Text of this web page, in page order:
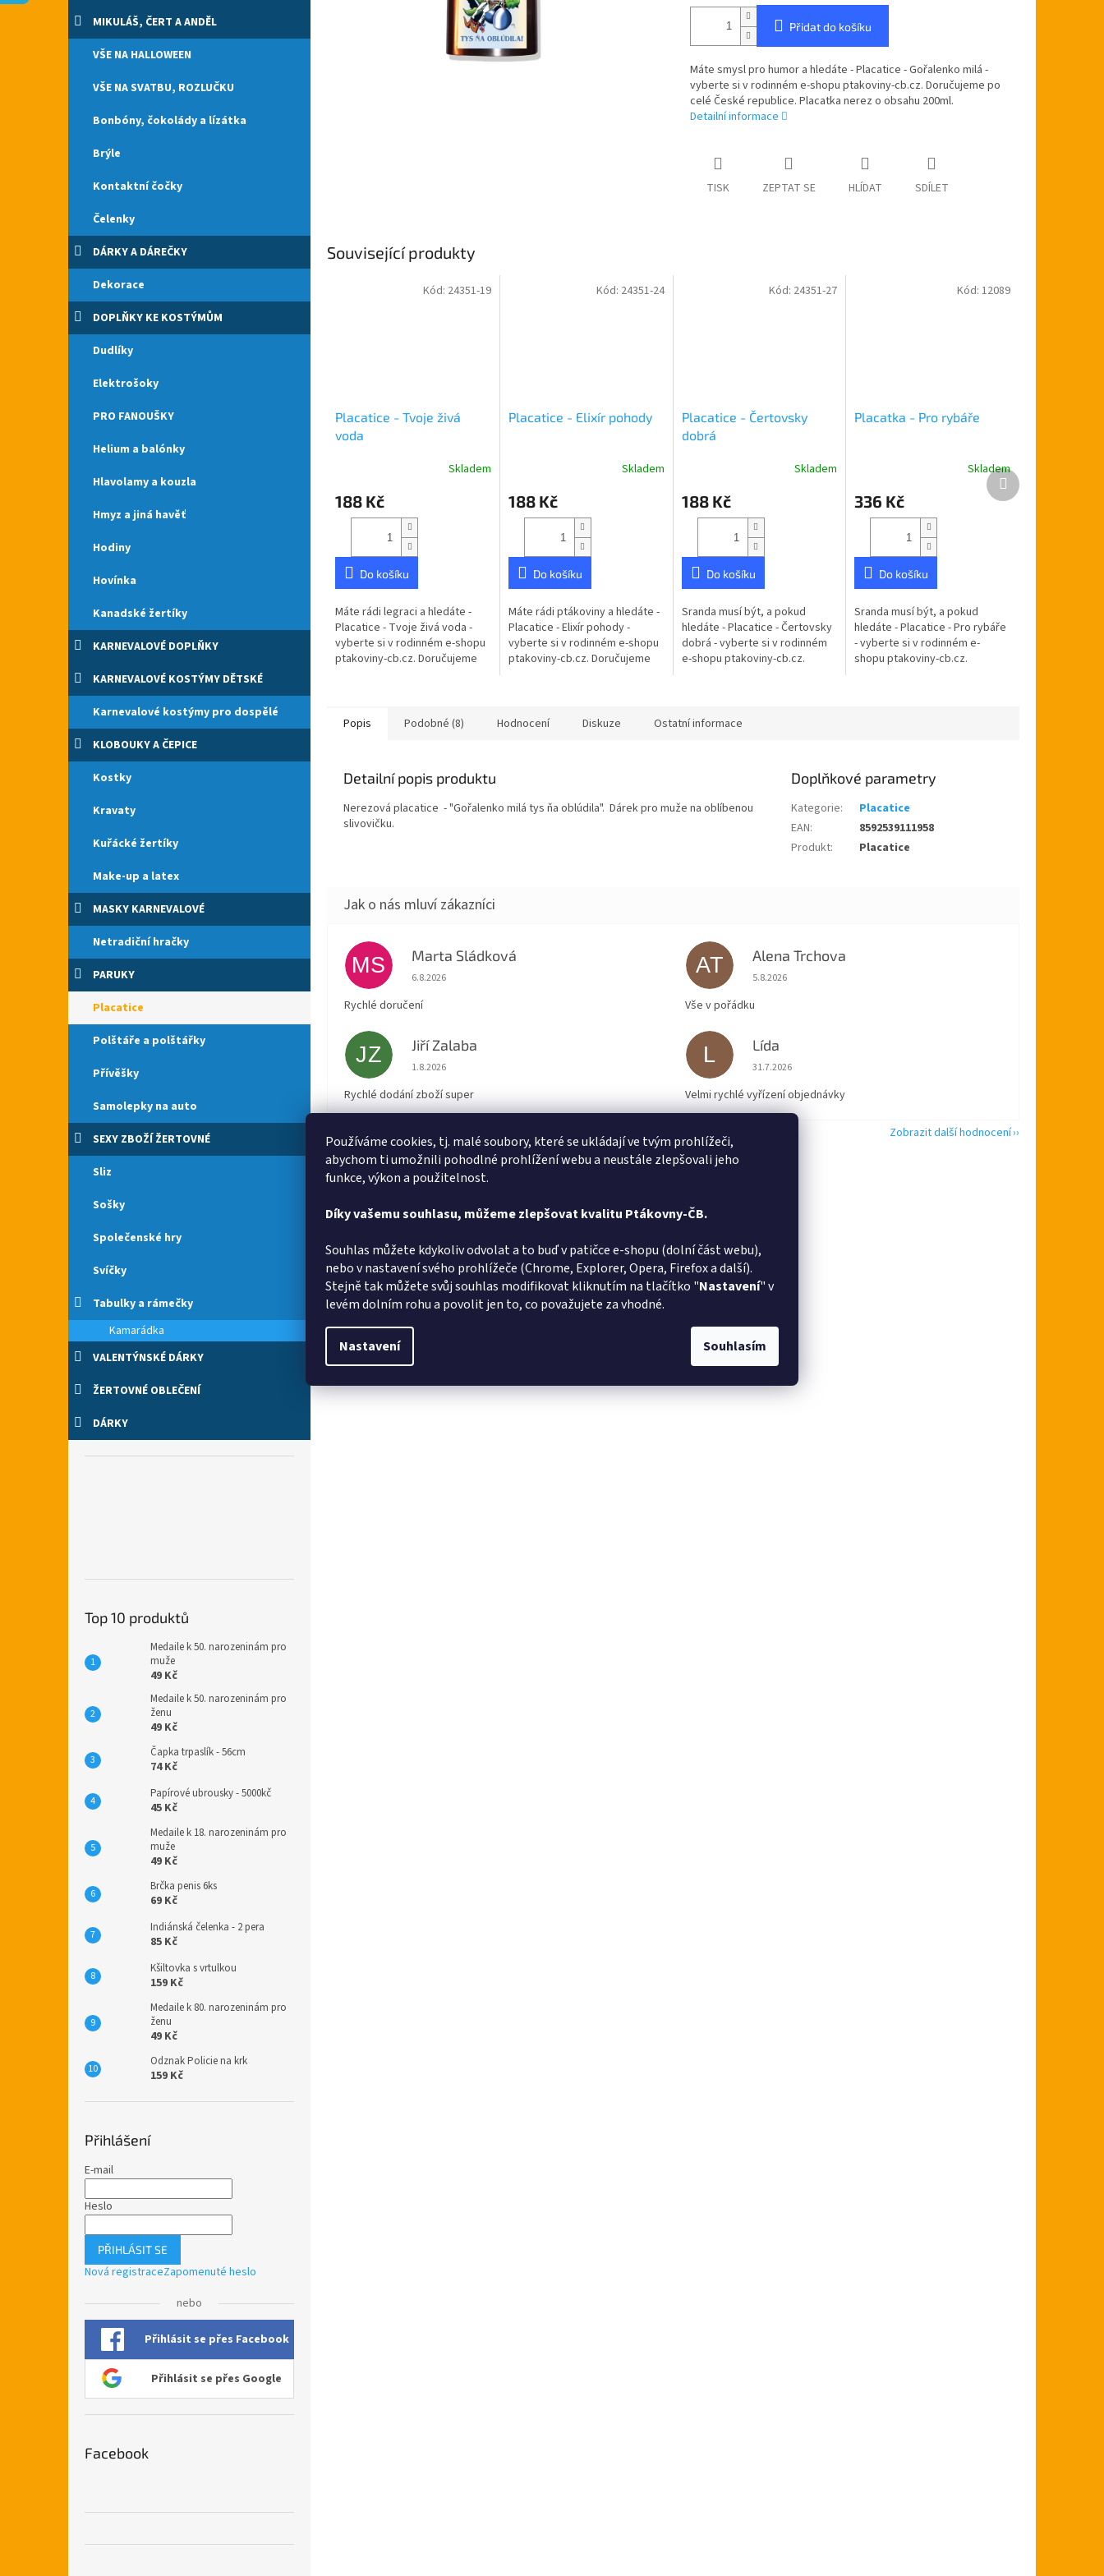
Používáme cookies, tj. malé soubory, které se ukládají ve tvým prohlížeči,
abychom ti umožnili pohodlné prohlížení webu a neustále zlepšovali jeho
funkce, výkon a použitelnost.
Díky vašemu souhlasu, můžeme zlepšovat kvalitu Ptákovny-ČB.
Souhlas můžete kdykoliv odvolat a to buď v patičce e-shopu (dolní část webu),
nebo v nastavení svého prohlížeče (Chrome, Explorer, Opera, Firefox a další).
Stejně tak můžete svůj souhlas modifikovat kliknutím na tlačítko "Nastavení" v
levém dolním rohu a povolit jen to, co považujete za vhodné.
Nastavení Souhlasím
e
l
MIKULÁŠ, ČERT A ANDĚL
VŠE NA HALLOWEEN
VŠE NA SVATBU, ROZLUČKU
Bonbóny, čokolády a lízátka
Brýle
Kontaktní čočky
Čelenky
DÁRKY A DÁREČKY
Dekorace
DOPLŇKY KE KOSTÝMŮM
Dudlíky
Elektrošoky
PRO FANOUŠKY
Helium a balónky
Hlavolamy a kouzla
Hmyz a jiná havěť
Hodiny
Hovínka
Kanadské žertíky
KARNEVALOVÉ DOPLŇKY
KARNEVALOVÉ KOSTÝMY DĚTSKÉ
Karnevalové kostýmy pro dospělé
KLOBOUKY A ČEPICE
Kostky
Kravaty
Kuřácké žertíky
Make-up a latex
MASKY KARNEVALOVÉ
Netradiční hračky
PARUKY
Placatice
Polštáře a polštářky
Přívěšky
Samolepky na auto
SEXY ZBOŽÍ ŽERTOVNÉ
Sliz
Sošky
Společenské hry
Svíčky
Tabulky a rámečky
Kamarádka
VALENTÝNSKÉ DÁRKY
ŽERTOVNÉ OBLEČENÍ
DÁRKY
Top 10 produktů
Medaile k 50. narozeninám pro
muže
49 Kč
Medaile k 50. narozeninám pro
ženu
49 Kč
Čapka trpaslík - 56cm
74 Kč
Papírové ubrousky - 5000kč
45 Kč
Medaile k 18. narozeninám pro
muže
49 Kč
Brčka penis 6ks
69 Kč
Indiánská čelenka - 2 pera
85 Kč
Kšiltovka s vrtulkou
159 Kč
Medaile k 80. narozeninám pro
ženu
49 Kč
Odznak Policie na krk
159 Kč
Přihlášení
E-mail
Heslo
PŘIHLÁSIT SE
Nová registraceZapomenuté heslo
nebo
Přihlásit se přes Facebook
Přihlásit se přes Google
Facebook
Přidat do košíku
Máte smysl pro humor a hledáte - Placatice - Gořalenko milá -
vyberte si v rodinném e-shopu ptakoviny-cb.cz. Doručujeme po
celé České republice. Placatka nerez o obsahu 200ml.
Detailní informace
TISK ZEPTAT SE HLÍDAT SDÍLET
Související produkty
Placatice - Tvoje živá
voda
Skladem
188 Kč
Do košíku
Máte rádi legraci a hledáte -
Placatice - Tvoje živá voda -
vyberte si v rodinném e-shopu
ptakoviny-cb.cz. Doručujeme
Kód: 24351-19
Placatice - Elixír pohody
Skladem
188 Kč
Do košíku
Máte rádi ptákoviny a hledáte -
Placatice - Elixír pohody -
vyberte si v rodinném e-shopu
ptakoviny-cb.cz. Doručujeme
Kód: 24351-24
Placatice - Čertovsky
dobrá
Skladem
188 Kč
Do košíku
Sranda musí být, a pokud
hledáte - Placatice - Čertovsky
dobrá - vyberte si v rodinném
e-shopu ptakoviny-cb.cz.
Kód: 24351-27
Placatka - Pro rybáře
Skladem
336 Kč
Do košíku
Sranda musí být, a pokud
hledáte - Placatice - Pro rybáře
- vyberte si v rodinném e-
shopu ptakoviny-cb.cz.
Kód: 12089
Další
produkt
Popis Podobné (8) Hodnocení Diskuze Ostatní informace
Detailní popis produktu
Nerezová placatice - "Gořalenko milá tys ňa oblúdila". Dárek pro muže na oblíbenou
slivovičku.
Doplňkové parametry
Kategorie:
Placatice
EAN:
8592539111958
Produkt: Placatice
MS Marta Sládková
Hodnocení obchodu je 5 z 5 hvězdiček.
6.8.2026
Rychlé doručení
AT Alena Trchova
Hodnocení obchodu je 5 z 5 hvězdiček.
5.8.2026
Vše v pořádku
JZ Jiří Zalaba
Hodnocení obchodu je 5 z 5 hvězdiček.
1.8.2026
Rychlé dodání zboží super
L Lída
Hodnocení obchodu je 5 z 5 hvězdiček.
31.7.2026
Velmi rychlé vyřízení objednávky
Zobrazit další hodnocení